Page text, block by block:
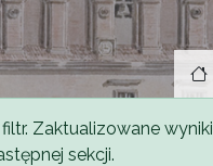
Zaktualizowane wyniki
sekcji.